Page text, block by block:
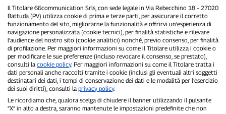
P300.it è una Testata Giornalistica indipendente
Registrazione numero 1/2021 del 1/2/2021 - Tribunale di Pavia
Proprietario ed editore:66communication Srls- P.IVA
02798890188
Direttore Responsabile:Alessandro Secchi- Vicedirettore:Federico
Benedusi
Il Titolare 66communication Srls, con sede legale in Via Rebecchino 18 – 27020
Battuda (PV) utilizza cookie di prima e terze parti, per assicurare il corretto
funzionamento del sito, migliorarne la funzionalità e offrirvi un’esperienza di
navigazione personalizzata (cookie tecnici), per finalità statistiche e rilevare
l’audience del nostro sito (cookie analitici) nonché, previo consenso, per finalità
di profilazione. Per maggiori informazioni su come il Titolare utilizza i cookie o
per modificare le sue preferenze (incluso revocare il consenso, se prestato),
consulti la cookie policy. Per maggiori informazioni su come il Titolare tratta i
dati personali anche raccolti tramite i cookie (inclusi gli eventuali altri soggetti
destinatari dei dati, i tempi di conservazione dei dati e le modalità per l’esercizio
dei suoi diritti), consulti la privacy policy.
Le ricordiamo che, qualora scelga di chiudere il banner utilizzando il pulsante
“X” in alto a destra, saranno mantenute le impostazioni predefinite che non